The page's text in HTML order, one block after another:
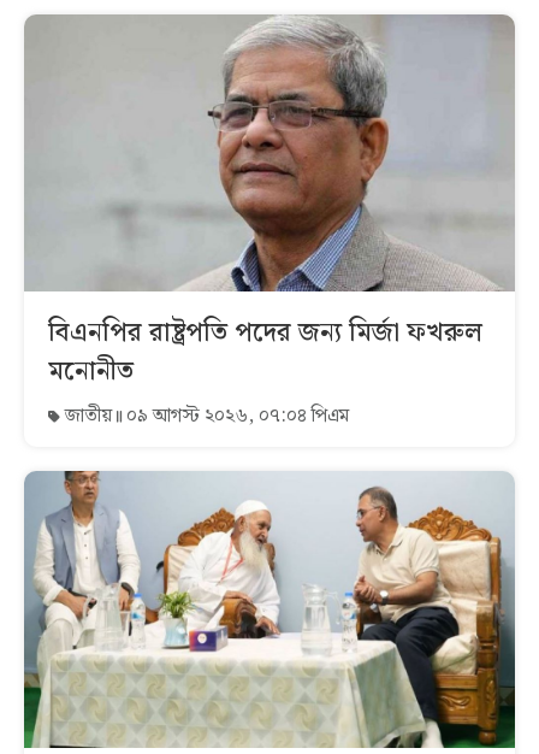
বিএনপির রাষ্ট্রপতি পদের জন্য মির্জা ফখরুল
মনোনীত
জাতীয় ০৯ আগস্ট ২০২৬, ০৭:০৪ পিএম